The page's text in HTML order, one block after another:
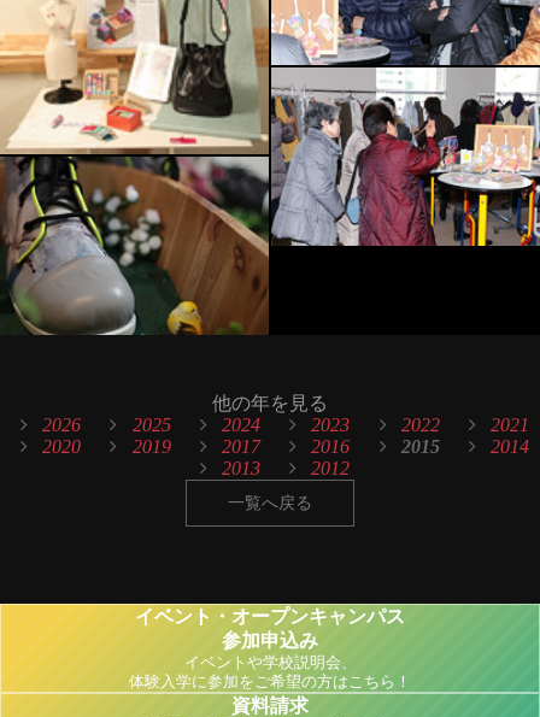
他の年を見る
2026
2025 2024 2023 2022
2021
2020
2019 2017 2016 2015
2014
2013
2012
一覧へ戻る
イベント・オープンキャンパス
参加申込み
イベントや学校説明会、
体験入学に参加をご希望の方はこちら！
資料請求